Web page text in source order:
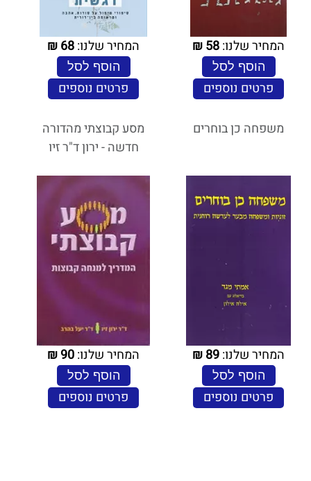
המחיר שלנו:58
₪
הוסף לסל
פרטים נוספים
המחיר שלנו:68
₪
הוסף לסל
פרטים נוספים
משפחה כן בוחרים
המחיר שלנו:89
₪
הוסף לסל
פרטים נוספים
מסע קבוצתי מהדורה
חדשה - ירון ד"ר זיו
המחיר שלנו:90
₪
הוסף לסל
פרטים נוספים